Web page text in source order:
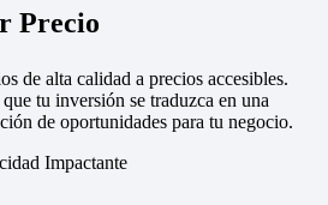
Precio
de alta calidad a precios accesibles.
tu inversión se traduzca en una
de oportunidades para tu negocio.
Impactante